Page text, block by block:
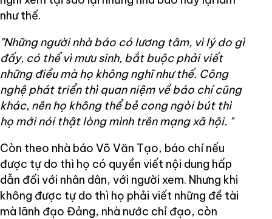
như thế.
"Những người nhà báo có lương tâm, vì lý do gì
đấy, có thể vì mưu sinh, bắt buộc phải viết
những điều mà họ không nghĩ như thế. Công
nghệ phát triển thì quan niệm về báo chí cũng
khác, nên họ không thể bẻ cong ngòi bút thì
họ mới nói thật lòng mình trên mạng xã hội. "
Còn theo nhà báo Võ Văn Tạo, báo chí nếu
được tự do thì họ có quyền viết nội dung hấp
dẫn đối với nhân dân, với người xem. Nhưng khi
không được tự do thì họ phải viết những đề tài
mà lãnh đạo Đảng, nhà nước chỉ đạo, còn